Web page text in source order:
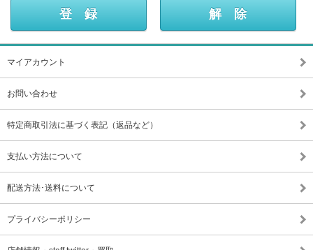
マイアカウント
お問い合わせ
特定商取引法に基づく表記（返品など）
支払い方法について
配送方法･送料について
プライバシーポリシー